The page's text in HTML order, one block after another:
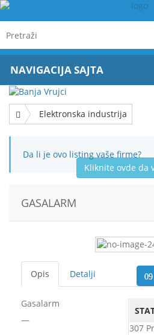
NAVIGACIJA SAJTA
Elektronska industrija
Da li je ovo listing vaše firme?
Kliknite ovde da
GASALARM
Opis Detalji
307
Gasalarm
—